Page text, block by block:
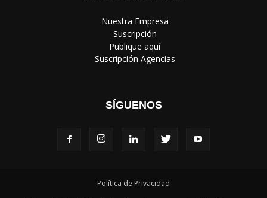
‎ Nuestra Empresa
‎ Suscripción
‎ Publique aquí
‎ Suscripción Agencias
SÍGUENOS
Política de Privacidad